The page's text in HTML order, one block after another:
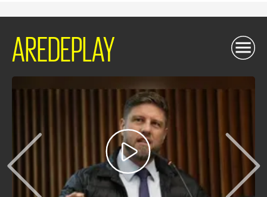
AREDEPLAY